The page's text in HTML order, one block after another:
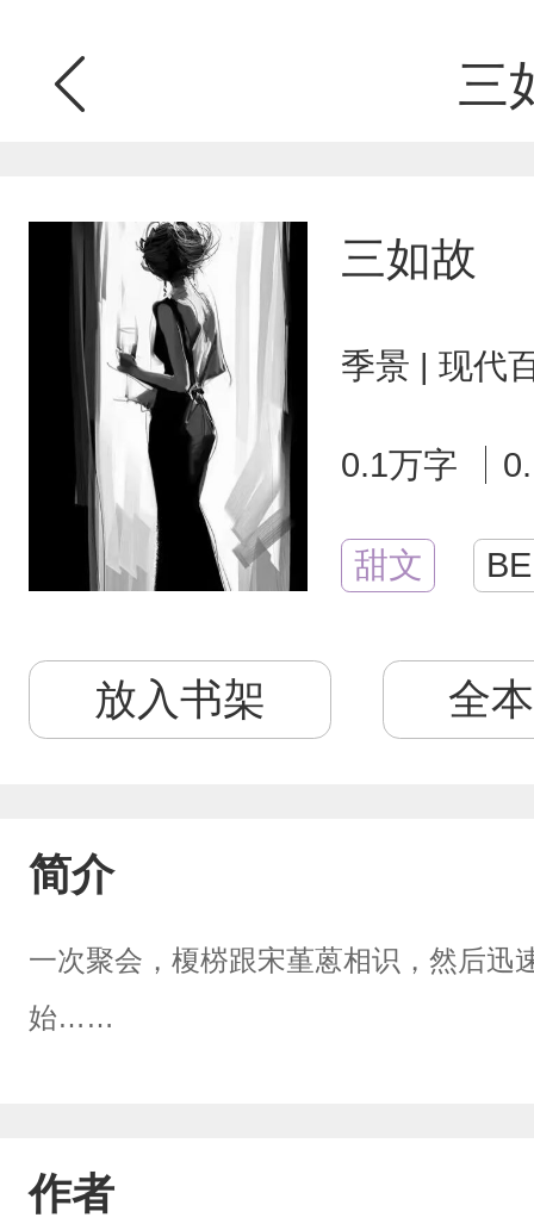
三
三如故
季景 | 现代
0.1万字
甜文 BE
放入书架 全
简介
一次聚会，榎梤跟宋堇蒽相识，然后迅
始……
作者